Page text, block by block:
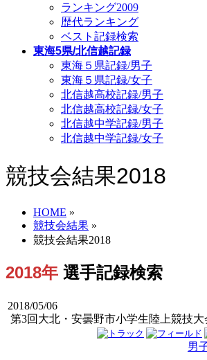
ランキング2009
歴代ランキング
ベスト記録検索
東海5県/北信越記録
東海５県記録/男子
東海５県記録/女子
北信越高校記録/男子
北信越高校記録/女子
北信越中学記録/男子
北信越中学記録/女子
競技会結果2018
HOME »
競技会結果 »
競技会結果2018
2018年 選手記録検索
2018/05/06
第3回大北・安曇野市小学生陸上競技大
男